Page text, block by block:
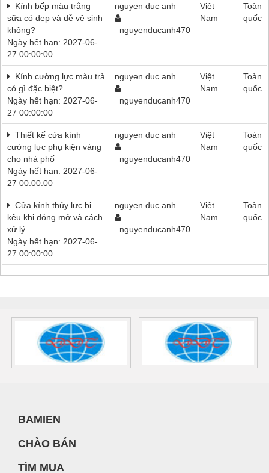
Kính bếp màu trắng
sữa có đẹp và dễ vệ sinh
không?
Ngày hết hạn: 2027-06-
27 00:00:00
nguyen duc anh
nguyenducanh470
Việt
Nam
Toàn
quốc
Kính cường lực màu trà
có gì đặc biệt?
Ngày hết hạn: 2027-06-
27 00:00:00
nguyen duc anh
nguyenducanh470
Việt
Nam
Toàn
quốc
Thiết kế cửa kính
cường lực phụ kiện vàng
cho nhà phố
Ngày hết hạn: 2027-06-
27 00:00:00
nguyen duc anh
nguyenducanh470
Việt
Nam
Toàn
quốc
Cửa kính thủy lực bị
kêu khi đóng mở và cách
xử lý
Ngày hết hạn: 2027-06-
27 00:00:00
nguyen duc anh
nguyenducanh470
Việt
Nam
Toàn
quốc
BAMIEN
CHÀO BÁN
TÌM MUA